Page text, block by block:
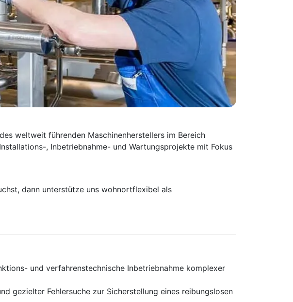
weltweit führenden Maschinen­herstellers im Bereich
, Inbetrieb­nahme- und Wartungs­projekte mit Fokus
dann unterstütze uns wohnortflexibel als
und verfahrenstechnische Inbetriebnahme komplexer
gezielter Fehlersuche zur Sicherstellung eines reibungslosen